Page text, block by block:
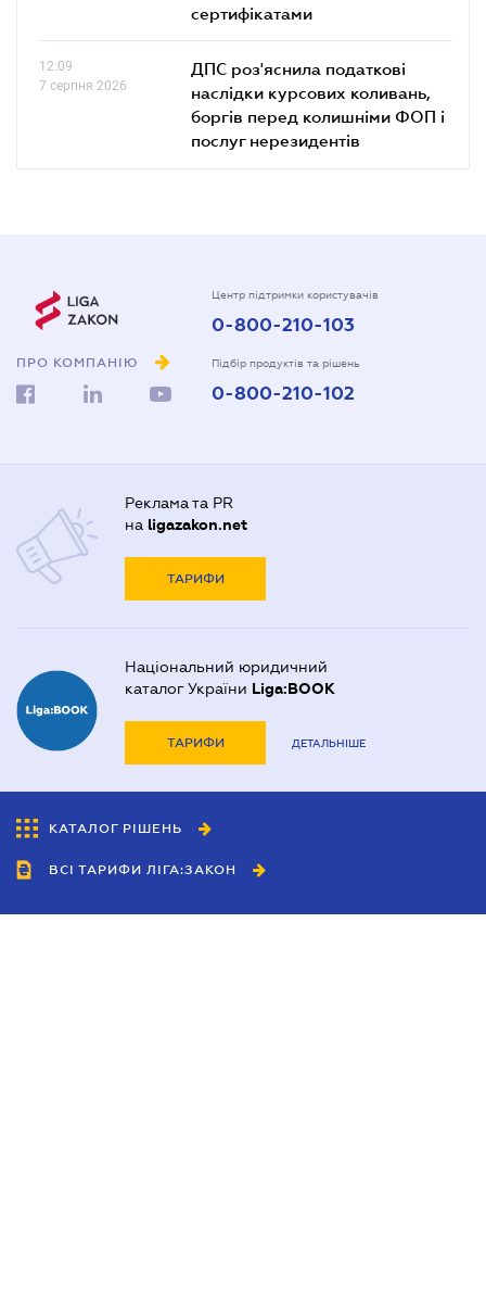
сертифікатами
12.09
7 серпня 2026
ДПС роз'яснила податкові
наслідки курсових коливань,
боргів перед колишніми ФОП і
послуг нерезидентів
ПРО КОМПАНІЮ
Центр підтримки користувачів
0-800-210-103
Підбір продуктів та рішень
0-800-210-102
Реклама та PR
на ligazakon.net
ТАРИФИ
Національний юридичний
каталог України Liga:BOOK
ТАРИФИ ДЕТАЛЬНІШЕ
КАТАЛОГ РІШЕНЬ
ВСІ ТАРИФИ ЛІГА:ЗАКОН